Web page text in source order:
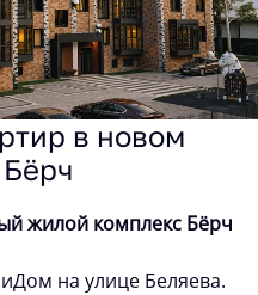
в новом
жилой комплекс Бёрч
на улице Беляева.